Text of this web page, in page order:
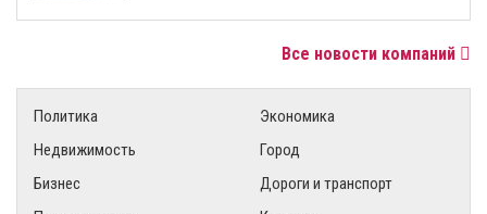
Все новости компаний
Политика
Экономика
Недвижимость
Город
Бизнес
Дороги и транспорт